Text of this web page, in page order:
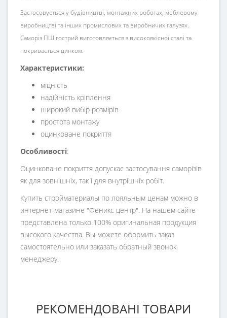
Застосовується у будівництві, монтажних роботах, меблевому
виробництві та інших промислових та виробничих галузях.
Саморіз ПШ гострий виготовляється з високоякісної сталі та
покривається цинком.
Характеристики:
міцність
надійність кріплення
широкий вибір розмірів
простота монтажу
оцинковане покриття
Особливості:
Оцинковане покриття допускає застосування саморізів
як для зовнішніх, так і для внутрішніх робіт.
Купить стройматериалы по лояльным ценам можно в
интернет-магазине "Феникс центр". На нашем сайте
представлена ​​только 100% оригинальная продукция
высокого качества. Вы можете оформить заказ
самостоятельно или заказать обратный звонок
менеджеру.
РЕКОМЕНДОВАНІ ТОВАРИ